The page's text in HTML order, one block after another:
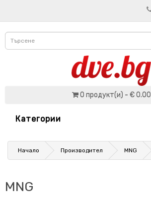
0 продукт(и) - € 0.00
Категории
Начало Производител MNG
MNG